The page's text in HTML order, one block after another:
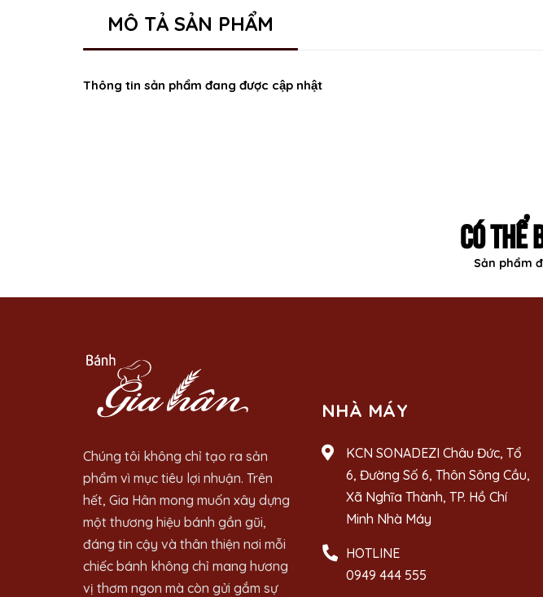
MÔ TẢ SẢN PHẨM
Thông tin sản phẩm đang được cập nhật
CÓ THỂ
Sản phẩm
Chúng tôi không chỉ tạo ra sản
phẩm vì mục tiêu lợi nhuận. Trên
hết, Gia Hân mong muốn xây dựng
một thương hiệu bánh gần gũi,
đáng tin cậy và thân thiện nơi mỗi
chiếc bánh không chỉ mang hương
vị thơm ngon mà còn gửi gắm sự
NHÀ MÁY
KCN SONADEZI Châu Đức, Tổ
6, Đường Số 6, Thôn Sông Cầu,
Xã Nghĩa Thành, TP. Hồ Chí
Minh Nhà Máy
HOTLINE
0949 444 555